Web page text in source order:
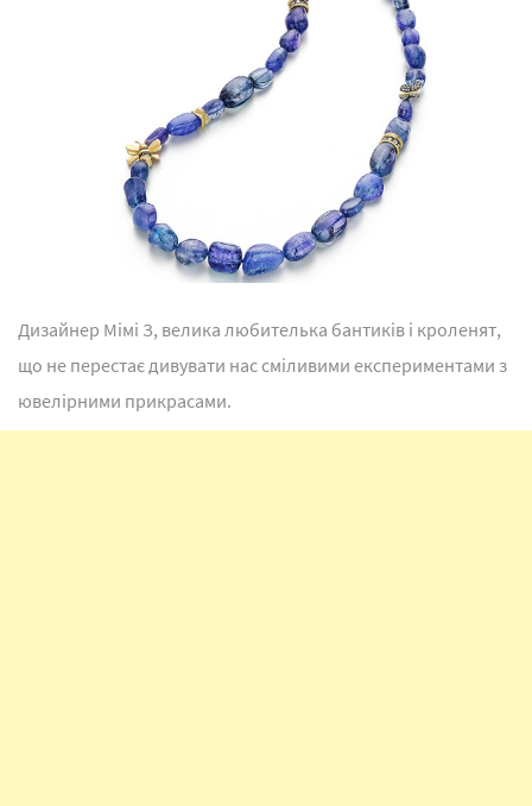
Дизайнер Мімі З, велика любителька бантиків і кроленят,
що не перестає дивувати нас сміливими експериментами з
ювелірними прикрасами.